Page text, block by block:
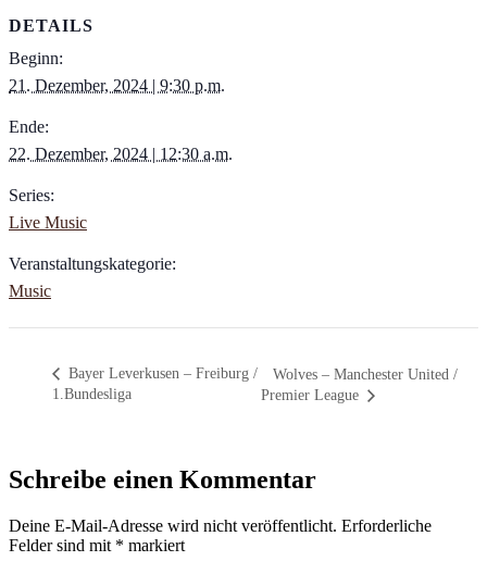
DETAILS
Beginn:
21. Dezember, 2024 | 9:30 p.m.
Ende:
22. Dezember, 2024 | 12:30 a.m.
Series:
Live Music
Veranstaltungskategorie:
Music
Bayer Leverkusen – Freiburg /
1.Bundesliga
Wolves – Manchester United /
Premier League
Schreibe einen Kommentar
Deine E-Mail-Adresse wird nicht veröffentlicht. Erforderliche
Felder sind mit * markiert